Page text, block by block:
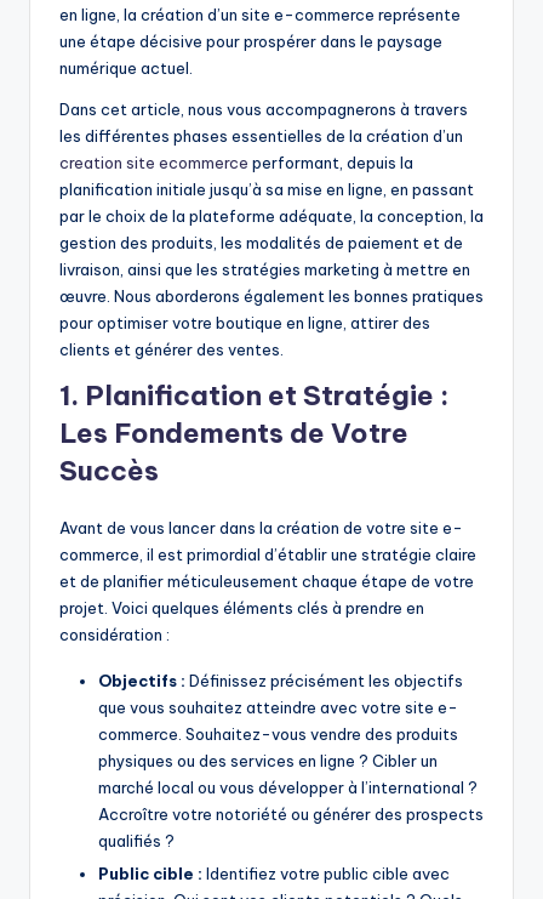
en ligne, la création d’un site e-commerce représente
une étape décisive pour prospérer dans le paysage
numérique actuel.
Dans cet article, nous vous accompagnerons à travers
les différentes phases essentielles de la création d’un
creation site ecommerce performant, depuis la
planification initiale jusqu’à sa mise en ligne, en passant
par le choix de la plateforme adéquate, la conception, la
gestion des produits, les modalités de paiement et de
livraison, ainsi que les stratégies marketing à mettre en
œuvre. Nous aborderons également les bonnes pratiques
pour optimiser votre boutique en ligne, attirer des
clients et générer des ventes.
1. Planification et Stratégie :
Les Fondements de Votre
Succès
Avant de vous lancer dans la création de votre site e-
commerce, il est primordial d’établir une stratégie claire
et de planifier méticuleusement chaque étape de votre
projet. Voici quelques éléments clés à prendre en
considération :
Objectifs : Définissez précisément les objectifs
que vous souhaitez atteindre avec votre site e-
commerce. Souhaitez-vous vendre des produits
physiques ou des services en ligne ? Cibler un
marché local ou vous développer à l’international ?
Accroître votre notoriété ou générer des prospects
qualifiés ?
Public cible : Identifiez votre public cible avec